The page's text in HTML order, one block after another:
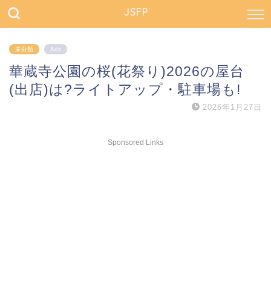
JSFP
未分類 Ads
華蔵寺公園の桜(花祭り)2026の屋台
(出店)は?ライトアップ・駐車場も!
2026年1月27日
Sponsored Links